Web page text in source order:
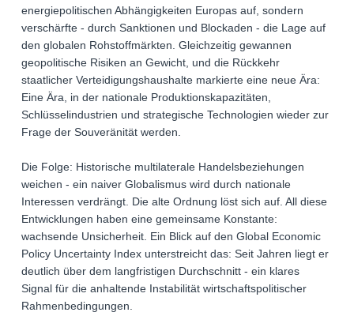
energiepolitischen Abhängigkeiten Europas auf, sondern
verschärfte - durch Sanktionen und Blockaden - die Lage auf
den globalen Rohstoffmärkten. Gleichzeitig gewannen
geopolitische Risiken an Gewicht, und die Rückkehr
staatlicher Verteidigungshaushalte markierte eine neue Ära:
Eine Ära, in der nationale Produktionskapazitäten,
Schlüsselindustrien und strategische Technologien wieder zur
Frage der Souveränität werden.
Die Folge: Historische multilaterale Handelsbeziehungen
weichen - ein naiver Globalismus wird durch nationale
Interessen verdrängt. Die alte Ordnung löst sich auf. All diese
Entwicklungen haben eine gemeinsame Konstante:
wachsende Unsicherheit. Ein Blick auf den Global Economic
Policy Uncertainty Index unterstreicht das: Seit Jahren liegt er
deutlich über dem langfristigen Durchschnitt - ein klares
Signal für die anhaltende Instabilität wirtschaftspolitischer
Rahmenbedingungen.